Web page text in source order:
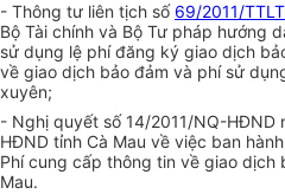
- Thông tư liên tịch số 69/2011/
Bộ Tài chính và Bộ Tư pháp hướng
sử dụng lệ phí đăng ký giao dịch
về giao dịch bảo đảm và phí sử
xuyên;
- Nghị quyết số 14/2011/NQ-HĐND
HĐND tỉnh Cà Mau về việc ban
Phí cung cấp thông tin về giao dịch
Mau.